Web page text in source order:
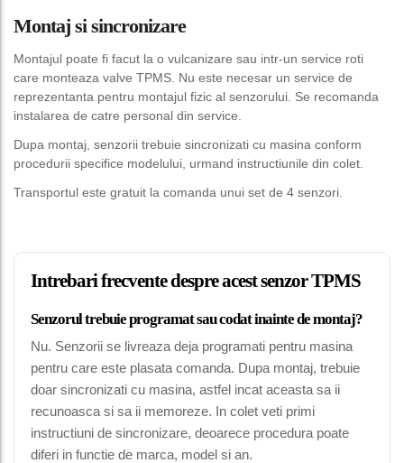
Montaj si sincronizare
Montajul poate fi facut la o vulcanizare sau intr-un service roti
care monteaza valve TPMS. Nu este necesar un service de
reprezentanta pentru montajul fizic al senzorului. Se recomanda
instalarea de catre personal din service.
Dupa montaj, senzorii trebuie sincronizati cu masina conform
procedurii specifice modelului, urmand instructiunile din colet.
Transportul este gratuit la comanda unui set de 4 senzori.
Intrebari frecvente despre acest senzor TPMS
Senzorul trebuie programat sau codat inainte de montaj?
Nu. Senzorii se livreaza deja programati pentru masina
pentru care este plasata comanda. Dupa montaj, trebuie
doar sincronizati cu masina, astfel incat aceasta sa ii
recunoasca si sa ii memoreze. In colet veti primi
instructiuni de sincronizare, deoarece procedura poate
diferi in functie de marca, model si an.